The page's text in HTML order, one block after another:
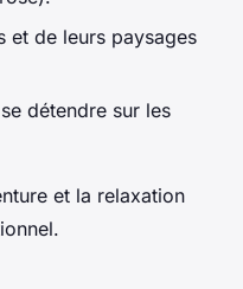
et de leurs paysages
détendre sur les
et la relaxation